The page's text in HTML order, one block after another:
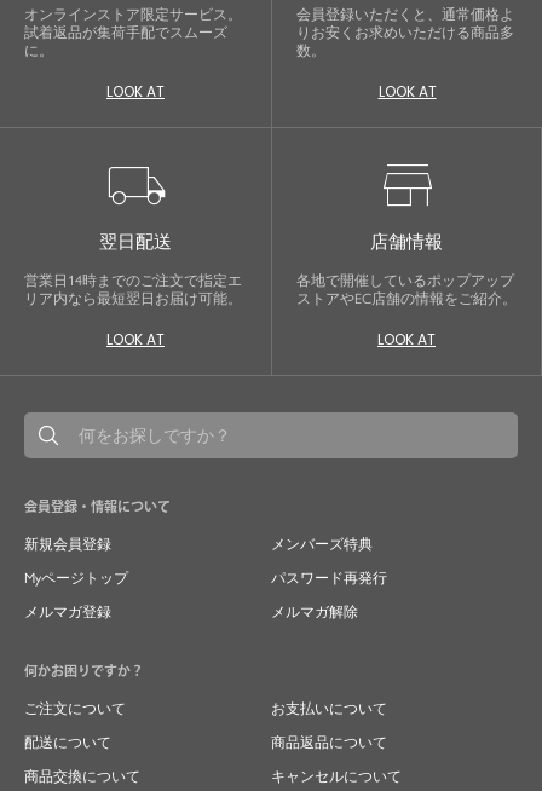
オンラインストア限定サービス。
試着返品が集荷手配でスムーズ
に。
LOOK AT
会員登録いただくと、通常価格よ
りお安くお求めいただける商品多
数。
LOOK AT
local_shipping
翌日配送
営業日14時までのご注文で指定エ
リア内なら最短翌日お届け可能。
LOOK AT
store
店舗情報
各地で開催しているポップアップ
ストアやEC店舗の情報をご紹介。
LOOK AT
会員登録・情報について
新規会員登録
メンバーズ特典
Myページトップ
パスワード再発行
メルマガ登録
メルマガ解除
何かお困りですか？
ご注文について
お支払いについて
配送について
商品返品について
商品交換について
キャンセルについて